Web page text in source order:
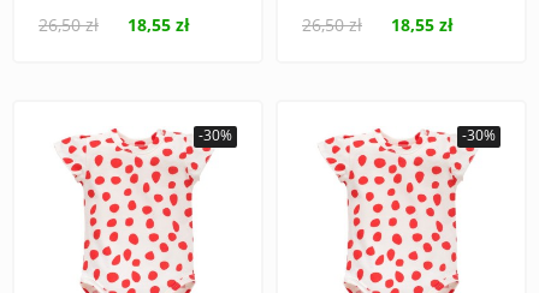
26,50 zł
18,55 zł
26,50 zł
18,55 zł
-30% -30%